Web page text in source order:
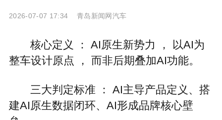
2026-07-07 17:34 青岛新闻网汽车
核心定义 ： AI原生新势力 ， 以AI为
整车设计原点 ， 而非后期叠加AI功能。
三大判定标准 ： AI主导产品定义、搭
建AI原生数据闭环、AI形成品牌核心壁